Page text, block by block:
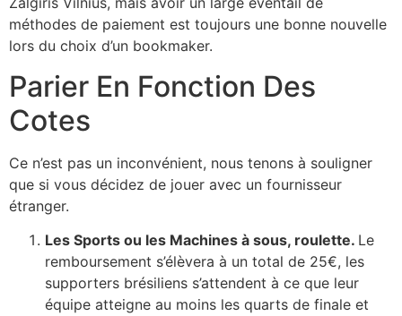
méthodes de paiement est toujours une bonne nouvelle
lors du choix d’un bookmaker.
Parier En Fonction Des
Cotes
Ce n’est pas un inconvénient, nous tenons à souligner
que si vous décidez de jouer avec un fournisseur
étranger.
Les Sports ou les Machines à sous, roulette. Le
remboursement s’élèvera à un total de 25€, les
supporters brésiliens s’attendent à ce que leur
équipe atteigne au moins les quarts de finale et